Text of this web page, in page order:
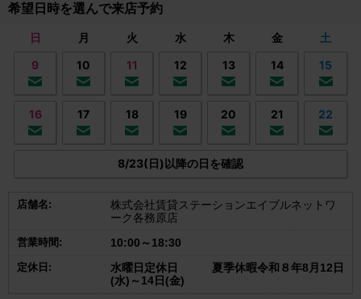
希望日時を選んで来店予約
日 月 火 水 木 金
土
9
10 11 12 13 14 15
16 17 18 19 20 21 22
8/23(日)以降の日を確認
店舗名:
株式会社賃貸ステーションエイブルネットワ
ーク各務原店
営業時間: 10:00～18:30
定休日:
水曜日定休日 夏季休暇令和８年8月12日
(水)～14日(金)